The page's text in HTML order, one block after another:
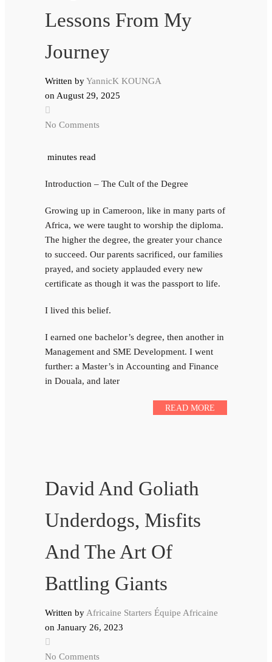
Lessons From My
Journey
Written byYannicK KOUNGA
on August 29, 2025
No Comments
minutes read
Introduction – The Cult of the Degree
Growing up in Cameroon, like in many parts of
Africa, we were taught to worship the diploma.
The higher the degree, the greater your chance
to succeed. Our parents sacrificed, our families
prayed, and society applauded every new
certificate as though it was the passport to life.
I lived this belief.
I earned one bachelor’s degree, then another in
Management and SME Development. I went
further: a Master’s in Accounting and Finance
in Douala, and later
READ MORE
David And Goliath
Underdogs, Misfits
And The Art Of
Battling Giants
Written by Africaine Starters Équipe Africaine
on January 26, 2023
No Comments